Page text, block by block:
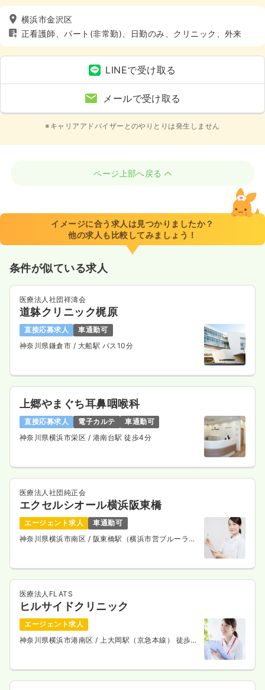
横浜市金沢区
正看護師、パート(非常勤)、日勤のみ、クリニック、外来
LINEで受け取る
メールで受け取る
※キャリアアドバイザーとのやりとりは発生しません
ページ上部へ戻る
イメージに合う求人は見つかりましたか？
他の求人も比較してみましょう！
条件が似ている求人
医療法人社団祥濤会
道躰クリニック梶原
直接応募求人
車通勤可
神奈川県鎌倉市 / 大船駅 バス10分
上郷やまぐち耳鼻咽喉科
直接応募求人 電子カルテ
車通勤可
神奈川県横浜市栄区 / 港南台駅 徒歩4分
医療法人社団純正会
エクセルシオール横浜阪東橋
エージェント求人
車通勤可
神奈川県横浜市南区 / 阪東橋駅（横浜市営ブルーライ
医療法人FLATS
ヒルサイドクリニック
エージェント求人
神奈川県横浜市港南区 / 上大岡駅（京急本線） 徒歩1